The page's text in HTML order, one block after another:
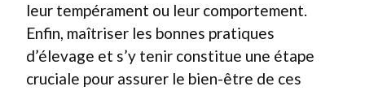
leur tempérament ou leur comportement.
Enfin, maîtriser les bonnes pratiques
d’élevage et s’y tenir constitue une étape
cruciale pour assurer le bien-être de ces